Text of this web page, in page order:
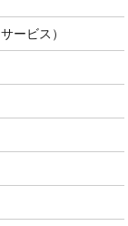
ービス）